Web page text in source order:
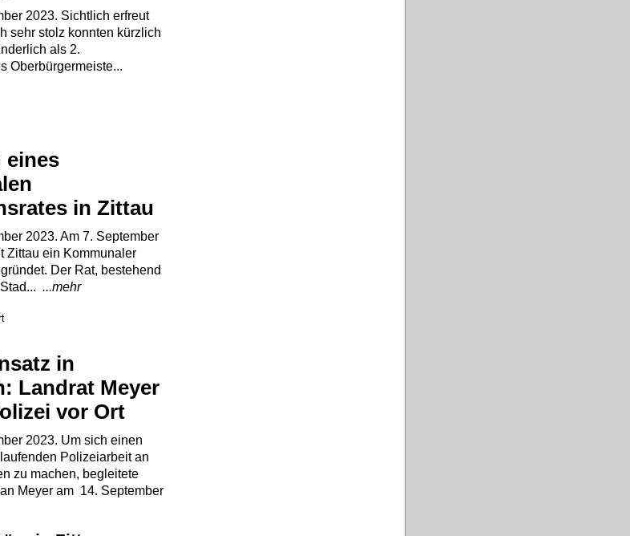
2023. Sichtlich erfreut
sehr stolz konnten kürzlich
als 2.
Oberbürgermeiste...
eines
in Zittau
2023. Am 7. September
Zittau ein Kommunaler
Der Rat, bestehend
...mehr
in
Landrat Meyer
vor Ort
2023. Um sich einen
Polizeiarbeit an
zu machen, begleitete
Meyer am 14. September